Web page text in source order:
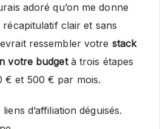
adoré qu’on me donne
récapitulatif clair et sans
ressembler votre stack
votre budgetà trois étapes
et 500 € par mois.
d’affiliation déguisés.